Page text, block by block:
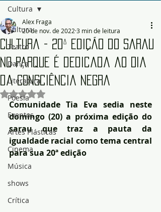
Cultura
Teatro
Dança
Literatura
Poesia
Eventos
Artes Plásticas
Cinema
Música
shows
Crítica
Cultura
Cultura - 20ª edição do Sarau
no Parque é dedicada ao Dia
da Consciência Negra
Alex Fraga
20 de nov. de 2022 3 min de leitura
Avaliado com NaN de 5 estrelas.
Comunidade Tia Eva sedia neste
domingo (20) a próxima edição do
sarau que traz a pauta da
igualdade racial como tema central
para sua 20ª edição